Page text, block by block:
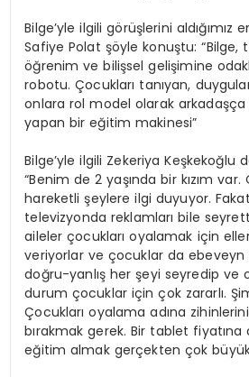
Bilge’yle ilgili görüşlerini aldığımız
Safiye Polat şöyle konuştu: “Bilge,
öğrenim ve bilişsel gelişimine
robotu. Çocukları tanıyan,
onlara rol model olarak
yapan bir eğitim makinesi”
Bilge’yle ilgili Zekeriya Keşkekoğlu
“Benim de 2 yaşında bir kızım
hareketli şeylere ilgi duyuyor. Fakat
televizyonda reklamları bile
aileler çocukları oyalamak için
veriyorlar ve çocuklar da
doğru-yanlış her şeyi seyredip ve
durum çocuklar için çok zararlı.
Çocukları oyalama adına
bırakmak gerek. Bir tablet
eğitim almak gerçekten çok büyük